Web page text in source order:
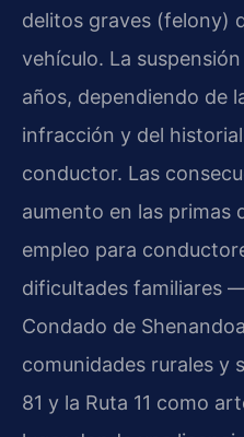
delitos graves (felony)
vehículo. La
años, dependiendo de
infracción y del
conductor. Las
aumento en las primas
empleo para
dificultades familiares
Condado de
comunidades rurales y
81 y la Ruta 11 como